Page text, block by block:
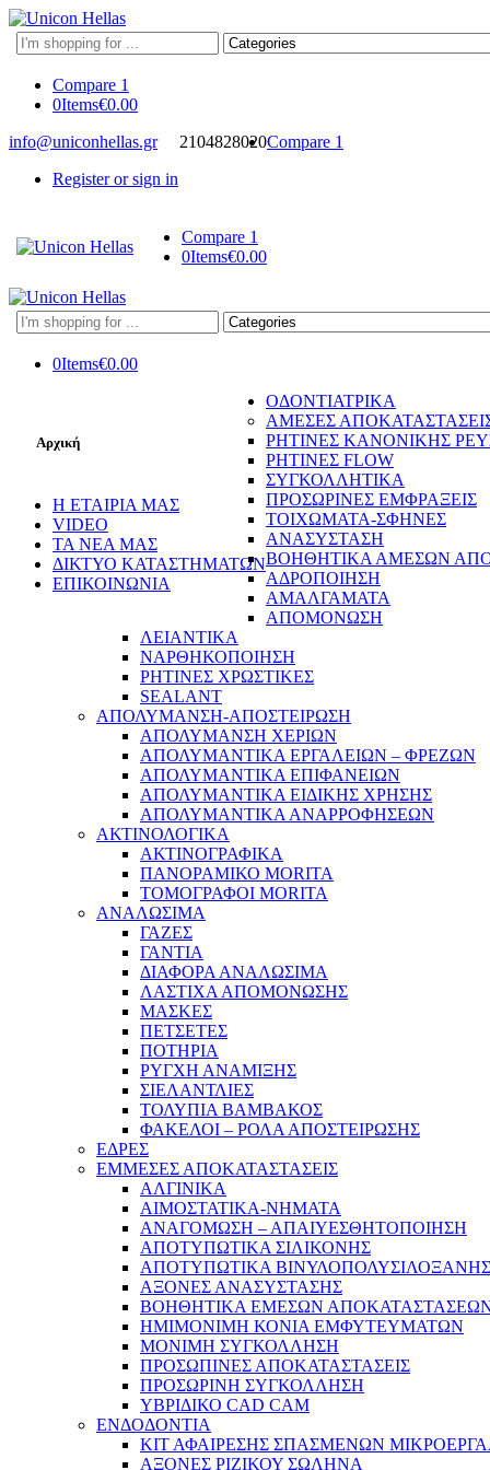
Search
here
Compare 1
0Items€0.00
info@uniconhellas.gr
2104828020Compare 1
Register or sign in
Compare 1
0Items€0.00
Search
here
0Items€0.00
Αρχική
Η ΕΤΑΙΡΙΑ ΜΑΣ
VIDEO
ΤΑ ΝΕΑ ΜΑΣ
ΔΙΚΤΥΟ ΚΑΤΑΣΤΗΜΑΤΩΝ
ΕΠΙΚΟΙΝΩΝΙΑ
ΟΔΟΝΤΙΑΤΡΙΚΑ
ΑΜΕΣΕΣ
ΡΗΤΙΝΕΣ ΚΑΝΟΝΙΚΗΣ
ΡΗΤΙΝΕΣ FLOW
ΣΥΓΚΟΛΛΗΤΙΚΑ
ΠΡΟΣΩΡΙΝΕΣ ΕΜΦΡΑΞΕΙΣ
ΤΟΙΧΩΜΑΤΑ-ΣΦΗΝΕΣ
ΑΝΑΣΥΣΤΑΣΗ
ΒΟΗΘΗΤΙΚΑ ΑΜΕΣΩΝ
ΑΔΡΟΠΟΙΗΣΗ
ΑΜΑΛΓΑΜΑΤΑ
ΑΠΟΜΟΝΩΣΗ
ΛΕΙΑΝΤΙΚΑ
ΝΑΡΘΗΚΟΠΟΙΗΣΗ
ΡΗΤΙΝΕΣ ΧΡΩΣΤΙΚΕΣ
SEALANT
ΑΠΟΛΥΜΑΝΣΗ-ΑΠΟΣΤΕΙΡΩΣΗ
ΑΠΟΛΥΜΑΝΣΗ ΧΕΡΙΩΝ
ΑΠΟΛΥΜΑΝΤΙΚΑ ΕΡΓΑΛΕΙΩΝ – ΦΡΕΖΩΝ
ΑΠΟΛΥΜΑΝΤΙΚΑ ΕΠΙΦΑΝΕΙΩΝ
ΑΠΟΛΥΜΑΝΤΙΚΑ ΕΙΔΙΚΗΣ ΧΡΗΣΗΣ
ΑΠΟΛΥΜΑΝΤΙΚΑ ΑΝΑΡΡΟΦΗΣΕΩΝ
ΑΚΤΙΝΟΛΟΓΙΚΑ
ΑΚΤΙΝΟΓΡΑΦΙΚΑ
ΠΑΝΟΡΑΜΙΚΟ MORITA
ΤΟΜΟΓΡΑΦΟΙ MORITA
ΑΝΑΛΩΣΙΜΑ
ΓΑΖΕΣ
ΓΑΝΤΙΑ
ΔΙΑΦΟΡΑ ΑΝΑΛΩΣΙΜΑ
ΛΑΣΤΙΧΑ ΑΠΟΜΟΝΩΣΗΣ
ΜΑΣΚΕΣ
ΠΕΤΣΕΤΕΣ
ΠΟΤΗΡΙΑ
ΡΥΓΧΗ ΑΝΑΜΙΞΗΣ
ΣΙΕΛΑΝΤΛΙΕΣ
ΤΟΛΥΠΙΑ ΒΑΜΒΑΚΟΣ
ΦΑΚΕΛΟΙ – ΡΟΛΑ ΑΠΟΣΤΕΙΡΩΣΗΣ
ΕΔΡΕΣ
ΕΜΜΕΣΕΣ ΑΠΟΚΑΤΑΣΤΑΣΕΙΣ
ΑΛΓΙΝΙΚΑ
ΑΙΜΟΣΤΑΤΙΚΑ-ΝΗΜΑΤΑ
ΑΝΑΓΟΜΩΣΗ – ΑΠΑΙΥΕΣΘΗΤΟΠΟΙΗΣΗ
ΑΠΟΤΥΠΩΤΙΚΑ ΣΙΛΙΚΟΝΗΣ
ΑΠΟΤΥΠΩΤΙΚΑ ΒΙΝΥΛΟΠΟΛΥΣΙΛΟΞΑΝΗΣ
ΑΞΟΝΕΣ ΑΝΑΣΥΣΤΑΣΗΣ
ΒΟΗΘΗΤΙΚΑ ΕΜΕΣΩΝ
ΗΜΙΜΟΝΙΜΗ ΚΟΝΙΑ ΕΜΦΥΤΕΥΜΑΤΩΝ
ΜΟΝΙΜΗ ΣΥΓΚΟΛΛΗΣΗ
ΠΡΟΣΩΠΙΝΕΣ ΑΠΟΚΑΤΑΣΤΑΣΕΙΣ
ΠΡΟΣΩΡΙΝΗ ΣΥΓΚΟΛΛΗΣΗ
ΥΒΡΙΔΙΚΟ CAD CAM
ΕΝΔΟΔΟΝΤΙΑ
ΚΙΤ ΑΦΑΙΡΕΣΗΣ ΣΠΑΣΜΕΝΩΝ
ΑΞΟΝΕΣ ΡΙΖΙΚΟΥ ΣΩΛΗΝΑ